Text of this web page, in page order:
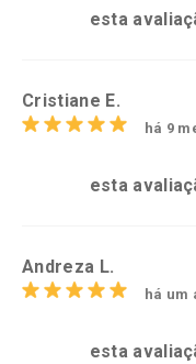
esta
Cristiane E.
há 9
esta
Andreza L.
há um
esta